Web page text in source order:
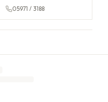
05971 / 3188